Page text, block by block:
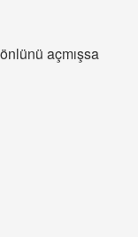
açmışsa